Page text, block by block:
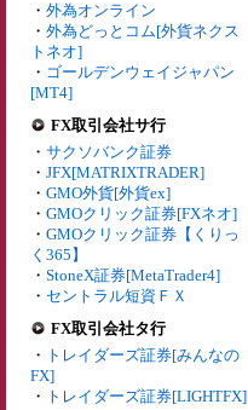
・ 外為オンライン
・ 外為どっとコム[外貨ネクス
トネオ]
・ ゴールデンウェイジャパン
[MT4]
FX取引会社サ行
・ サクソバンク証券
・ JFX[MATRIXTRADER]
・ GMO外貨[外貨ex]
・ GMOクリック証券[FXネオ]
・ GMOクリック証券【くりっ
く365】
・ StoneX証券[MetaTrader4]
・ セントラル短資ＦＸ
FX取引会社タ行
・ トレイダーズ証券[みんなの
FX]
・ トレイダーズ証券[LIGHTFX]